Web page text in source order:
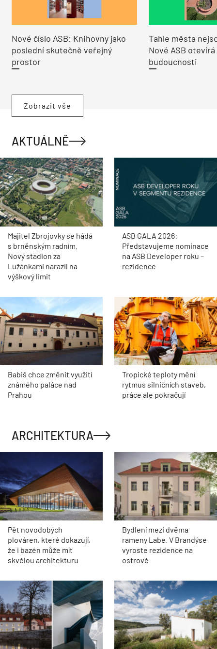
Nové číslo ASB: Knihovny jako
poslední skutečně veřejný
prostor
Tahle města
Nové ASB
budoucnosti
Zobrazit vše
AKTUÁLNĚ
Majitel Zbrojovky se hádá
s brněnským radním.
Nový stadion za
Lužánkami narazil na
výškový limit
ASB GALA 2026:
Představujeme nominace
na ASB Developer roku –
rezidence
Babiš chce změnit využití
známého paláce nad
Prahou
Tropické teploty mění
rytmus silničních staveb,
práce ale pokračují
ARCHITEKTURA
Pět novodobých
plováren, které dokazují,
že i bazén může mít
skvělou architekturu
Bydlení mezi dvěma
rameny Labe. V Brandýse
vyroste rezidence na
ostrově